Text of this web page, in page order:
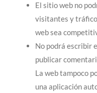
El sitio web no
visitantes y tráfico
web sea
No podrá escribir
publicar
La web tampoco
una aplicación